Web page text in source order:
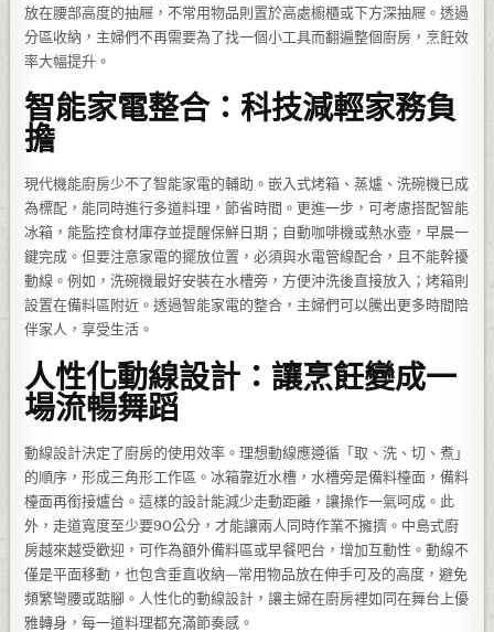
放在腰部高度的抽屜，不常用物品則置於高處櫥櫃或下方深抽屜。透過
分區收納，主婦們不再需要為了找一個小工具而翻遍整個廚房，烹飪效
率大幅提升。
智能家電整合：科技減輕家務負
擔
現代機能廚房少不了智能家電的輔助。嵌入式烤箱、蒸爐、洗碗機已成
為標配，能同時進行多道料理，節省時間。更進一步，可考慮搭配智能
冰箱，能監控食材庫存並提醒保鮮日期；自動咖啡機或熱水壺，早晨一
鍵完成。但要注意家電的擺放位置，必須與水電管線配合，且不能幹擾
動線。例如，洗碗機最好安裝在水槽旁，方便沖洗後直接放入；烤箱則
設置在備料區附近。透過智能家電的整合，主婦們可以騰出更多時間陪
伴家人，享受生活。
人性化動線設計：讓烹飪變成一
場流暢舞蹈
動線設計決定了廚房的使用效率。理想動線應遵循「取、洗、切、煮」
的順序，形成三角形工作區。冰箱靠近水槽，水槽旁是備料檯面，備料
檯面再銜接爐台。這樣的設計能減少走動距離，讓操作一氣呵成。此
外，走道寬度至少要90公分，才能讓兩人同時作業不擁擠。中島式廚
房越來越受歡迎，可作為額外備料區或早餐吧台，增加互動性。動線不
僅是平面移動，也包含垂直收納—常用物品放在伸手可及的高度，避免
頻繁彎腰或踮腳。人性化的動線設計，讓主婦在廚房裡如同在舞台上優
雅轉身，每一道料理都充滿節奏感。